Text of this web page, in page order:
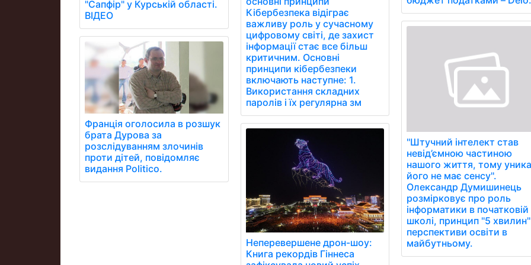
"Сапфір" у Курській області.
ВІДЕО
Франція оголосила в розшук
брата Дурова за
розслідуванням злочинів
проти дітей, повідомляє
видання Politico.
Кібербезпека відіграє
важливу роль у сучасному
цифровому світі, де захист
інформації стає все більш
критичним. Основні
принципи кібербезпеки
включають наступне: 1.
Використання складних
паролів і їх регулярна зм
Неперевершене дрон-шоу:
Книга рекордів Гіннеса
''Штучний інтелект став
невід’ємною частиною
нашого життя, тому
його не має сенсу''.
Олександр Думишинець
розмірковує про роль
інформатики в початковій
школі, принцип ''5
перспективи освіти в
майбутньому.